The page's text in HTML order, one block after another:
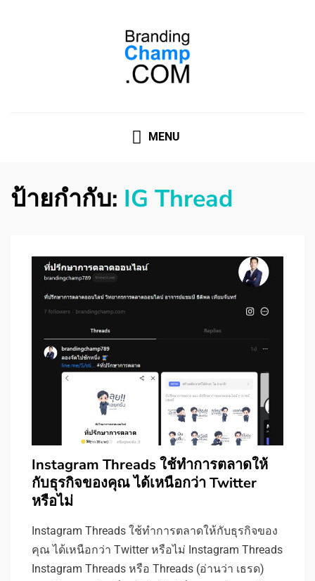
MENU
ป้ายกำกับ: IG Thread
Instagram Threads ใช้ทำการตลาดให้
กับธุรกิจของคุณ ได้เหนือกว่า Twitter
หรือไม่
Instagram Threads ใช้ทำการตลาดให้กับธุรกิจของ
คุณ ได้เหนือกว่า Twitter หรือไม่ Instagram Threads
Instagram Threads หรือ Threads (อ่านว่า เธรด)